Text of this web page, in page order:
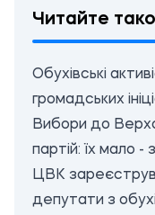
Читайте
Обухівські
громадських
Вибори до
партій: їх мало
ЦВК
депутати з